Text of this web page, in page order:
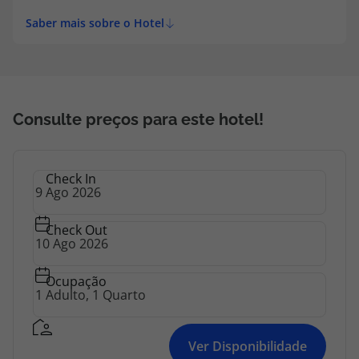
lavandaria. As possibilidades de estacionamento
completam as ofertas.
Saber mais sobre o Hotel
Consulte preços para este hotel!
Check In
Check Out
Ocupação
Ver Disponibilidade